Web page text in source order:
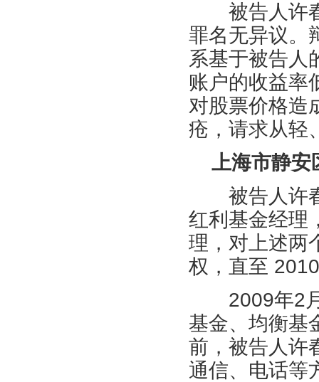
被告人许春
罪名无异议。
系基于被告人
账户的收益率
对股票价格造
疮，请求从轻
上海市静安
被告人许春
红利基金经理
理，对上述两
权，直至
2009年2月
基金、均衡基
前，被告人许
通信、电话等